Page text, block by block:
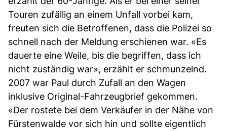
Touren zufällig an einem Unfall vorbei kam,
freuten sich die Betroffenen, dass die Polizei so
schnell nach der Meldung erschienen war. «Es
dauerte eine Weile, bis die begriffen, dass ich
nicht zuständig war», erzählt er schmunzelnd.
2007 war Paul durch Zufall an den Wagen
inklusive Original-Fahrzeugbrief gekommen.
«Der rostete bei dem Verkäufer in der Nähe von
Fürstenwalde vor sich hin und sollte eigentlich